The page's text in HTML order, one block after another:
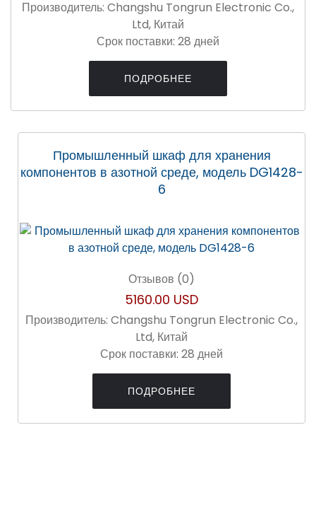
Производитель: Changshu Tongrun Electronic Co.,
Ltd, Китай
Срок поставки: 28 дней
ПОДРОБНЕЕ
Промышленный шкаф для хранения
компонентов в азотной среде, модель DG1428-
6
Отзывов (0)
5160.00 USD
Производитель: Changshu Tongrun Electronic Co.,
Ltd, Китай
Срок поставки: 28 дней
ПОДРОБНЕЕ